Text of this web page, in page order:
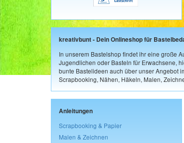
kreativbunt - Dein Onlineshop für
In unserem Bastelshop findet ihr eine große
Jugendlichen oder Basteln für Erwachsene,
bunte Bastelideen auch über unser Angebot
Scrapbooking, Nähen, Häkeln, Malen,
Anleitungen
Scrapbooking & Papier
Malen & Zeichnen